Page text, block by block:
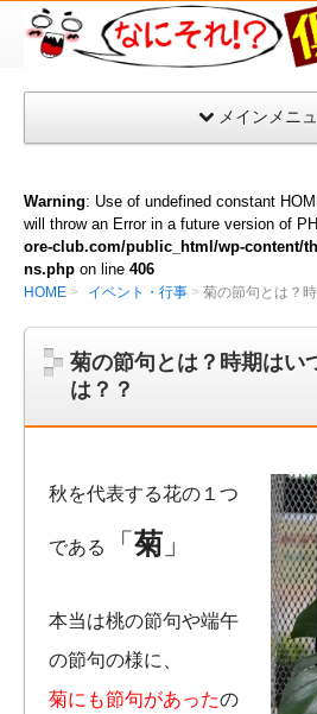
な
そ
部
メインメニ
Warning: Use of undefined constant
will throw an Error in a future version of
ore-club.com/public_html/wp-content/
ns.php on line 406
HOME イベント・行事 菊の節句とは？
菊の節句とは？時期はい
は？？
秋を代表する花の１つ
である 「菊 」
本当は桃の節句や端午
の節句の様に、
菊にも節句があったの